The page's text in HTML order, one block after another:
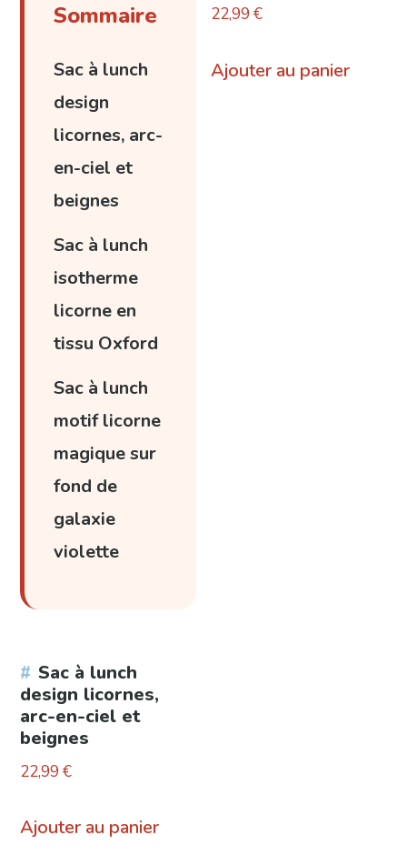
Sommaire
Sac à lunch
design
licornes, arc-
en-ciel et
beignes
Sac à lunch
isotherme
licorne en
tissu Oxford
Sac à lunch
motif licorne
magique sur
fond de
galaxie
violette
Sac à lunch
design licornes,
arc-en-ciel et
beignes
22,99€
Ajouter au panier
22,99€
Ajouter au panier